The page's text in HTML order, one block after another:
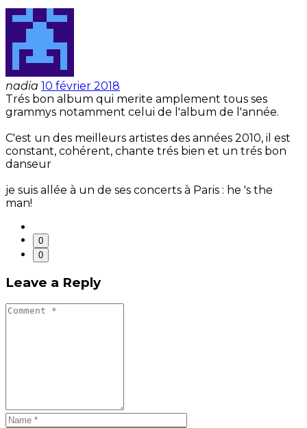
nadia 10 février 2018
Trés bon album qui merite amplement tous ses
grammys notamment celui de l'album de l'année.
C'est un des meilleurs artistes des années 2010, il est
constant, cohérent, chante trés bien et un trés bon
danseur
je suis allée à un de ses concerts à Paris : he 's the
man!
0
0
Leave a Reply